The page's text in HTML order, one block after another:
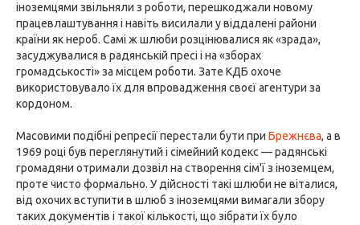
іноземцями звільняли з роботи, перешкоджали новому
працевлаштування і навіть висилали у віддалені райони
країни як нероб. Самі ж шлюби розцінювалися як «зрада»,
засуджувалися в радянській пресі і на «зборах
громадськості» за місцем роботи. Зате КДБ охоче
використовувало їх для впровадження своєї агентури за
кордоном.
Масовими подібні репресії перестали бути при Брежнєва, а в
1969 році був переглянутий і сімейний кодекс — радянські
громадяни отримали дозвіл на створення сім'ї з іноземцем,
проте чисто формально. У дійсності такі шлюби не віталися,
від охочих вступити в шлюб з іноземцями вимагали збору
таких документів і такої кількості, що зібрати їх було